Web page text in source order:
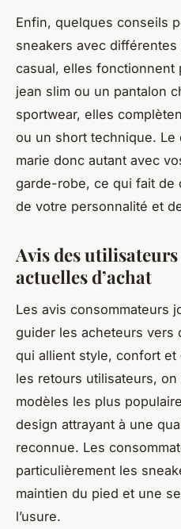
Enfin, quelques conseils
sneakers avec
casual, elles fonctionnent
jean slim ou un pantalon
sportwear, elles
ou un short technique. Le
marie donc autant avec
garde-robe, ce qui fait de
de votre personnalité et
Avis des
actuelles d’achat
Les avis consommateurs
guider les acheteurs vers
qui allient style, confort et
les retours utilisateurs,
modèles les plus
design attrayant à une
reconnue. Les
particulièrement les
maintien du pied et une
l’usure.